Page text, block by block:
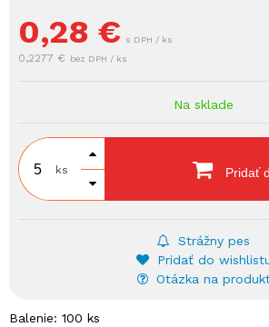
0,28 € s DPH / ks
0,2277 € bez DPH / ks
Na sklade
ks Pridať
Strážny pes
Pridať do
Otázka na
Balenie: 100 ks